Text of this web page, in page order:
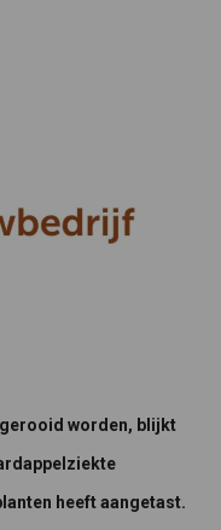
worden, blijkt
heeft aangetast.